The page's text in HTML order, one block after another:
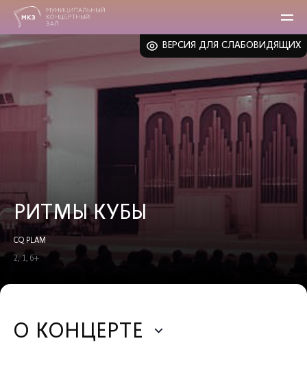
ВЕРСИЯ ДЛЯ СЛАБОВИДЯЩИХ
РИТМЫ КУБЫ
CQ PLAM
2, 1, 6+
О КОНЦЕРТЕ